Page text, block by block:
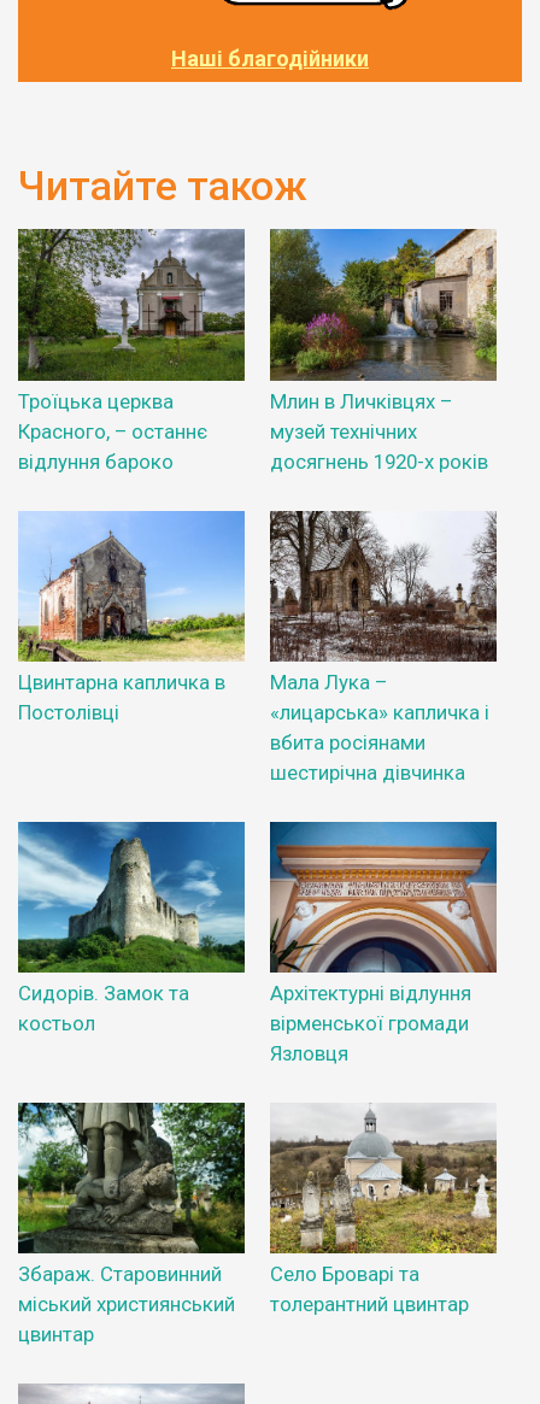
Наші благодійники
Читайте також
Троїцька церква
Красного, – останнє
відлуння бароко
Млин в Личківцях –
музей технічних
досягнень 1920-х років
Цвинтарна капличка в
Постолівці
Мала Лука –
«лицарська» капличка і
вбита росіянами
шестирічна дівчинка
Сидорів. Замок та
костьол
Архітектурні відлуння
вірменської громади
Язловця
Збараж. Старовинний
міський християнський
цвинтар
Село Броварі та
толерантний цвинтар